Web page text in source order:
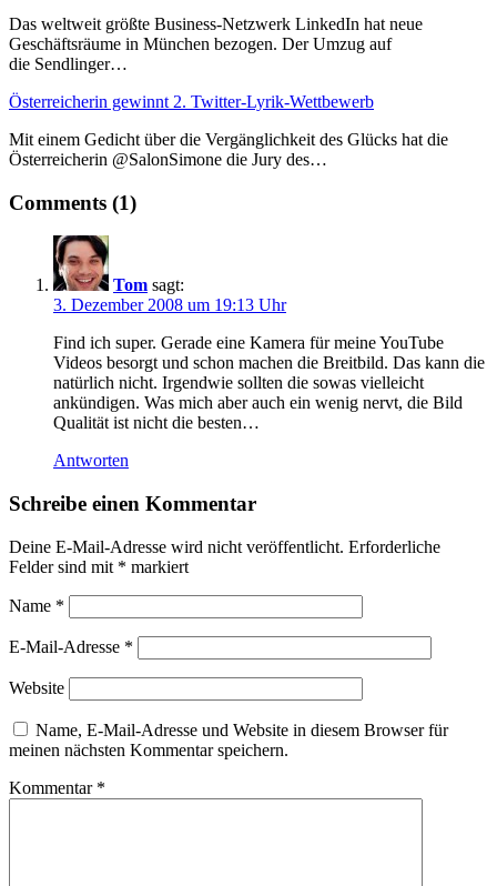
Das weltweit größte Business-Netzwerk LinkedIn hat neue
Geschäftsräume in München bezogen. Der Umzug auf
die Sendlinger…
Österreicherin gewinnt 2. Twitter-Lyrik-Wettbewerb
Mit einem Gedicht über die Vergänglichkeit des Glücks hat die
Österreicherin @SalonSimone die Jury des…
Comments (1)
Tom sagt:
3. Dezember 2008 um 19:13 Uhr
Find ich super. Gerade eine Kamera für meine YouTube
Videos besorgt und schon machen die Breitbild. Das kann die
natürlich nicht. Irgendwie sollten die sowas vielleicht
ankündigen. Was mich aber auch ein wenig nervt, die Bild
Qualität ist nicht die besten…
Antworten
Schreibe einen Kommentar
Deine E-Mail-Adresse wird nicht veröffentlicht. Erforderliche
Felder sind mit * markiert
Name *
E-Mail-Adresse *
Website
Name, E-Mail-Adresse und Website in diesem Browser für
meinen nächsten Kommentar speichern.
Kommentar *